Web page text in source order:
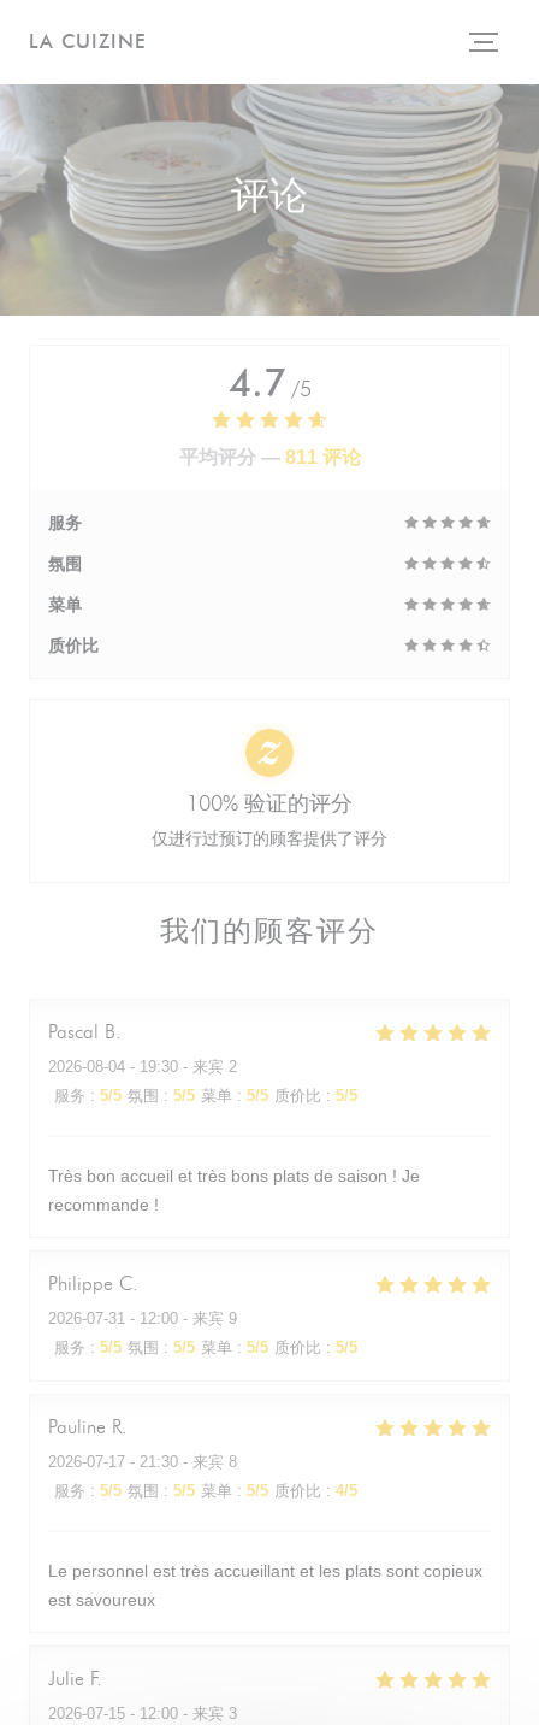
LA CUIZINE
评论
我们的顾客评分
Pascal B
2026-08-04 - 19:30 - 来宾 2
服务 : 5/5 氛围 : 5/5 菜单 : 5/5 质价比 : 5/5
Très bon accueil et très bons plats de saison ! Je
recommande !
Philippe C
2026-07-31 - 12:00 - 来宾 9
服务 : 5/5 氛围 : 5/5 菜单 : 5/5 质价比 : 5/5
Pauline R
2026-07-17 - 21:30 - 来宾 8
服务 : 5/5 氛围 : 5/5 菜单 : 5/5 质价比 : 4/5
Le personnel est très accueillant et les plats sont copieux
est savoureux
Julie F
2026-07-15 - 12:00 - 来宾 3
4.7 /5
平均评分 — 811 评论
服务
氛围
菜单
质价比
100% 验证的评分
仅进行过预订的顾客提供了评分